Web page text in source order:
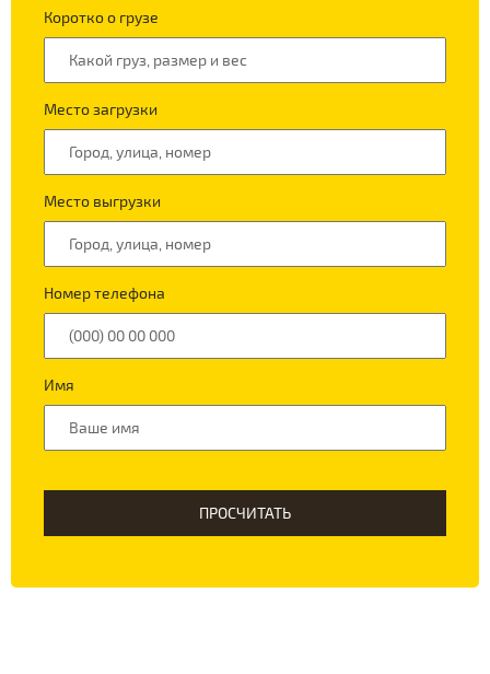
Коротко о грузе
Место загрузки
Место выгрузки
Номер телефона
Имя
ПРОСЧИТАТЬ